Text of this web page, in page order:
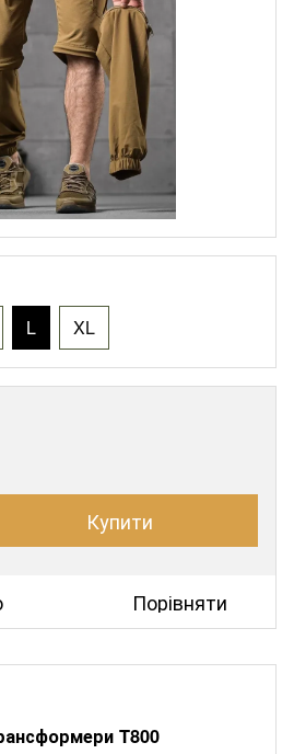
L XL
Купити
Порівняти
T800